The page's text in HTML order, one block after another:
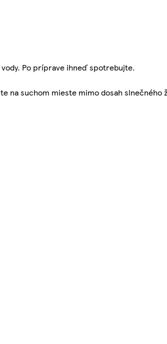
vody. Po príprave ihneď spotrebujte.
na suchom mieste mimo dosah slnečného